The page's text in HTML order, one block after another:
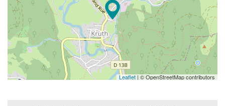
Leaflet| © OpenStreetMap contributors